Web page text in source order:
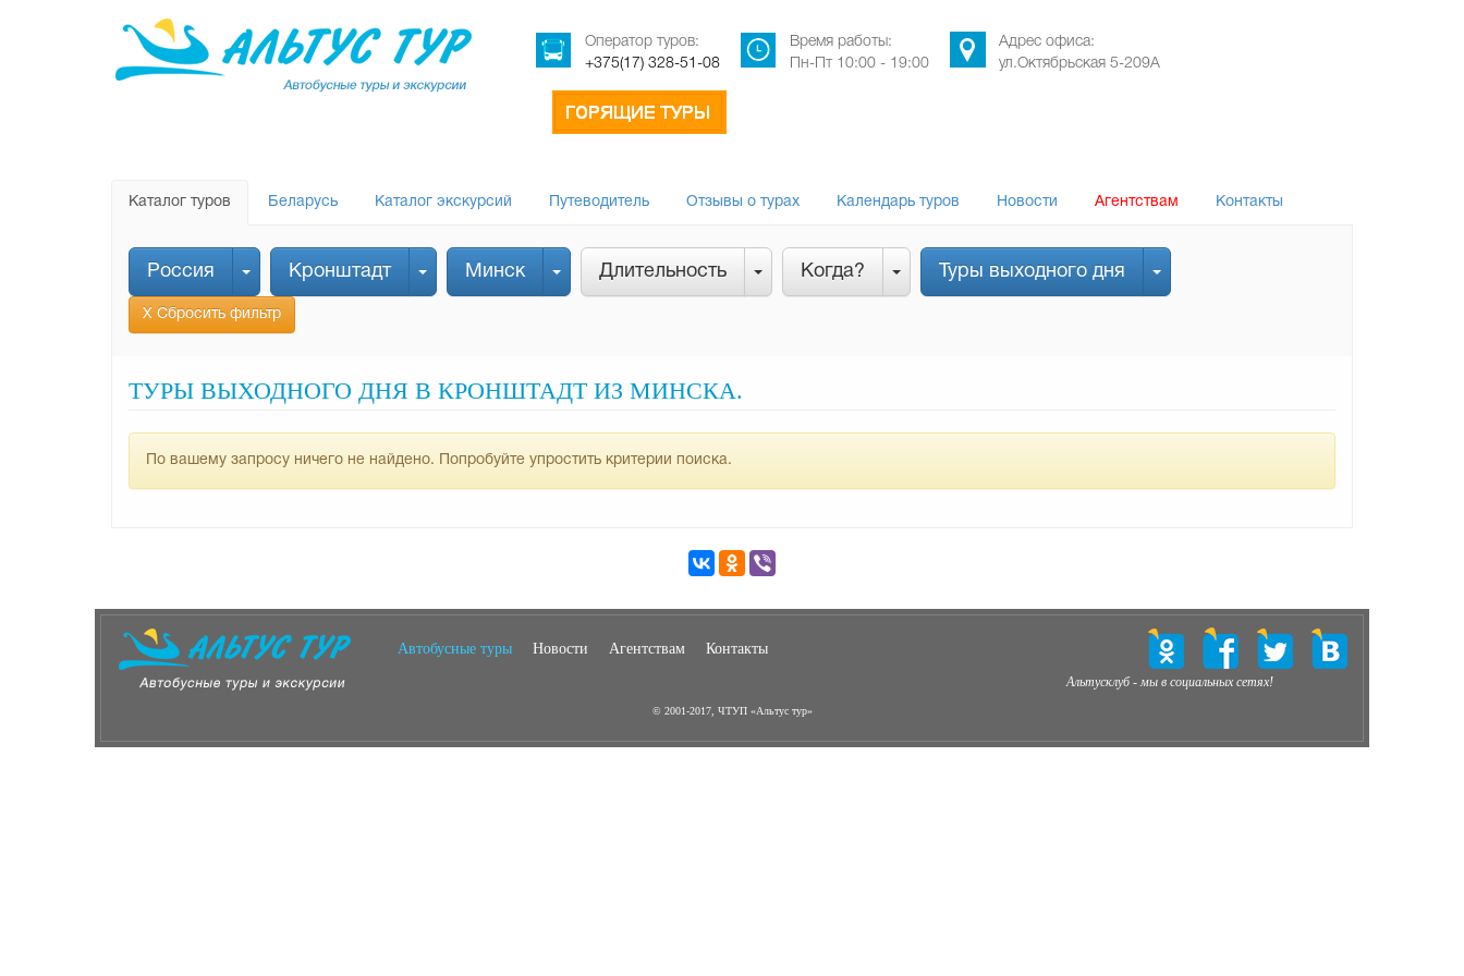
Оператор туров:
+375(17) 328-51-08
Время работы:
Пн-Пт 10:00 - 19:00
Адрес офиса:
ул.Октябрьская 5-209А
Каталог туров Беларусь Каталог экскурсий Путеводитель Отзывы о турах Календарь туров Новости Агентствам Контакты
Россия Кронштадт Минск Длительность Когда? Туры выходного дня
Х Сбросить фильтр
ТУРЫ ВЫХОДНОГО ДНЯ В КРОНШТАДТ ИЗ МИНСКА.
По вашему запросу ничего не найдено. Попробуйте упростить критерии поиска.
Автобусные туры Новости Агентствам Контакты
Альтусклуб - мы в социальных сетях!
© 2001-2017, ЧТУП «Альтус тур»